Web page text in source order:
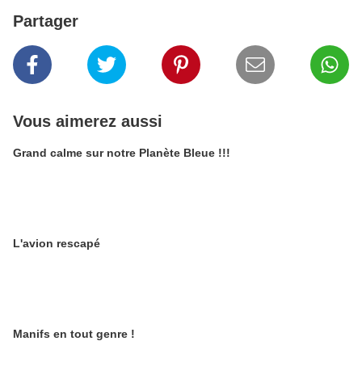
Partager
Vous aimerez aussi
Grand calme sur notre Planète Bleue !!!
L'avion rescapé
Manifs en tout genre !